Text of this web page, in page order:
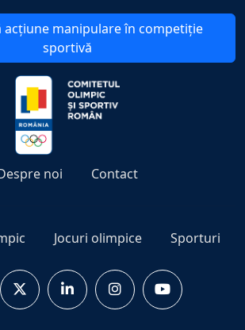
acțiune manipulare în competiție
sportivă
noi Contact
Jocuri olimpice Sporturi